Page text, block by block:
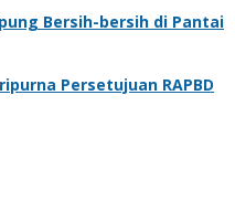
Bersih-bersih di Pantai
Persetujuan RAPBD